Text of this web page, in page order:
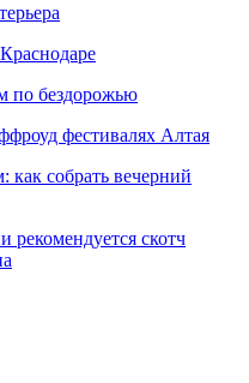
по бездорожью
фестивалях Алтая
как собрать вечерний
рекомендуется скотч